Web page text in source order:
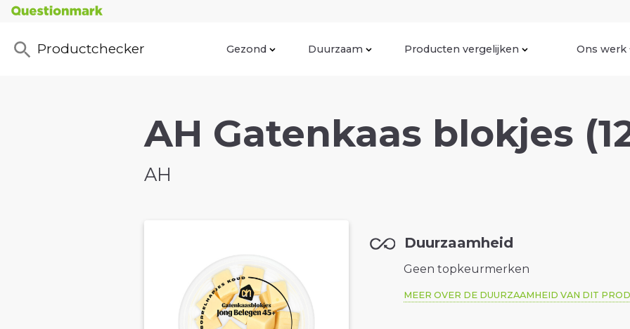
Productchecker Gezond Duurzaam Producten vergelijken Ons werk
AH Gatenkaas blokjes
AH
Duurzaamheid
Geen topkeurmerken
MEER OVER DE DUURZAAMHEID VAN DIT